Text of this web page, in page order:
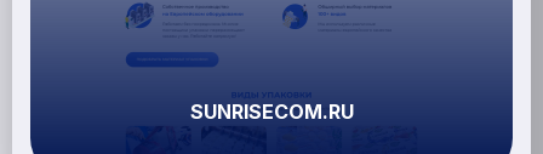
SUNRISECOM.RU